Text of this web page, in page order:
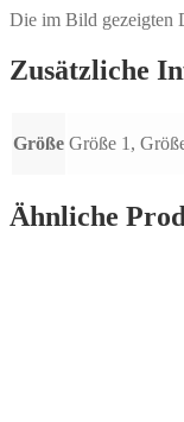
Die im Bild gezeigten
Zusätzliche
Größe Größe 1,
Ähnliche